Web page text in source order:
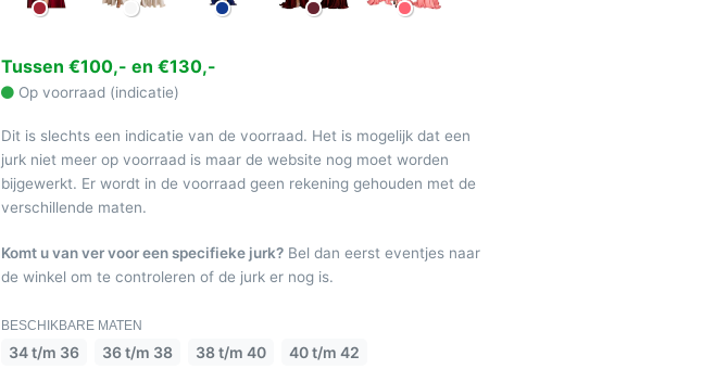
Tussen €100,- en €130,-
Op voorraad (indicatie)
Dit is slechts een indicatie van de voorraad. Het is mogelijk dat een
jurk niet meer op voorraad is maar de website nog moet worden
bijgewerkt. Er wordt in de voorraad geen rekening gehouden met de
verschillende maten.
Komt u van ver voor een specifieke jurk? Bel dan eerst eventjes naar
de winkel om te controleren of de jurk er nog is.
BESCHIKBARE MATEN
34 t/m 36 36 t/m 38 38 t/m 40 40 t/m 42